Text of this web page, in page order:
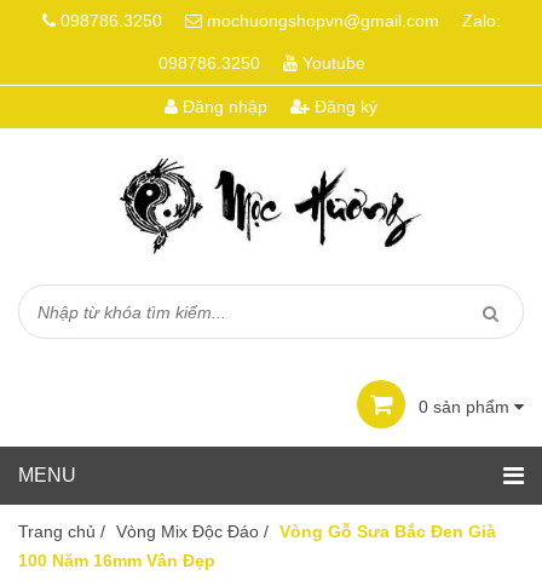
098786.3250 mochuongshopvn@gmail.com Zalo:
098786.3250 Youtube
Đăng nhập Đăng ký
0 sản phẩm
Trang chủ / Vòng Mix Độc Đáo / Vòng Gỗ Sưa Bắc Đen Già
100 Năm 16mm Vân Đẹp